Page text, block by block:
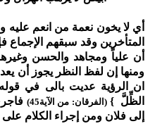
أي لا يخون نعمة من انعم
المتأخرين وقد سبقهم الإجماع
أن علياً ومجاهد والحسن
ومنها إن لفظ النظر يجوز أن
ان الرؤية عديت بالى في
الظِّلَّ }(الفرقان: من الآية45)
إلى فلان ومن إجراء الكلام على